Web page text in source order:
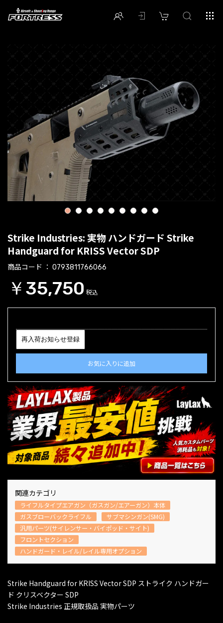
1 2 3 4 5 6 7 8 9
Strike Industries: 実物 ハンドガード Strike
Handguard for KRISS Vector SDP
商品コード 0793811766066
￥35,750 税込
再入荷お知らせ登録
お気に入りに追加
関連カテゴリ
ライフルタイプエアガン（ガスガン/エアーガン）本体
ガスブローバックライフル
サブマシンガン(SMG)
汎用パーツ(サイレンサー・バイポッド・サイト)
フロントセクション
ハンドガード・レイル/レイル専用オプション
Strike Handguard for KRISS Vector SDP ストライク ハンドガー
ド クリスベクター SDP
Strike Industries 正規取扱品 実物パーツ